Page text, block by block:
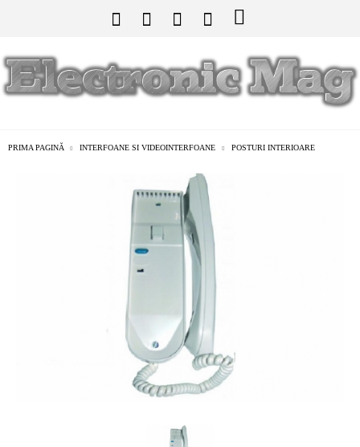
PRIMA PAGINĂ INTERFOANE SI VIDEOINTERFOANE POSTURI INTERIOARE